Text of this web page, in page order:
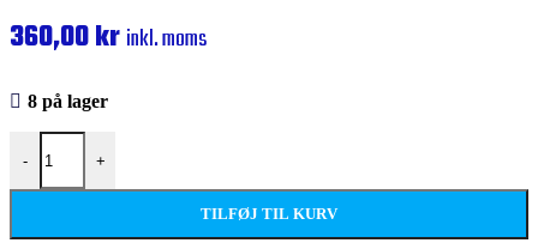
360,00kr inkl. moms
8 på lager
- +
TILFØJ TIL KURV